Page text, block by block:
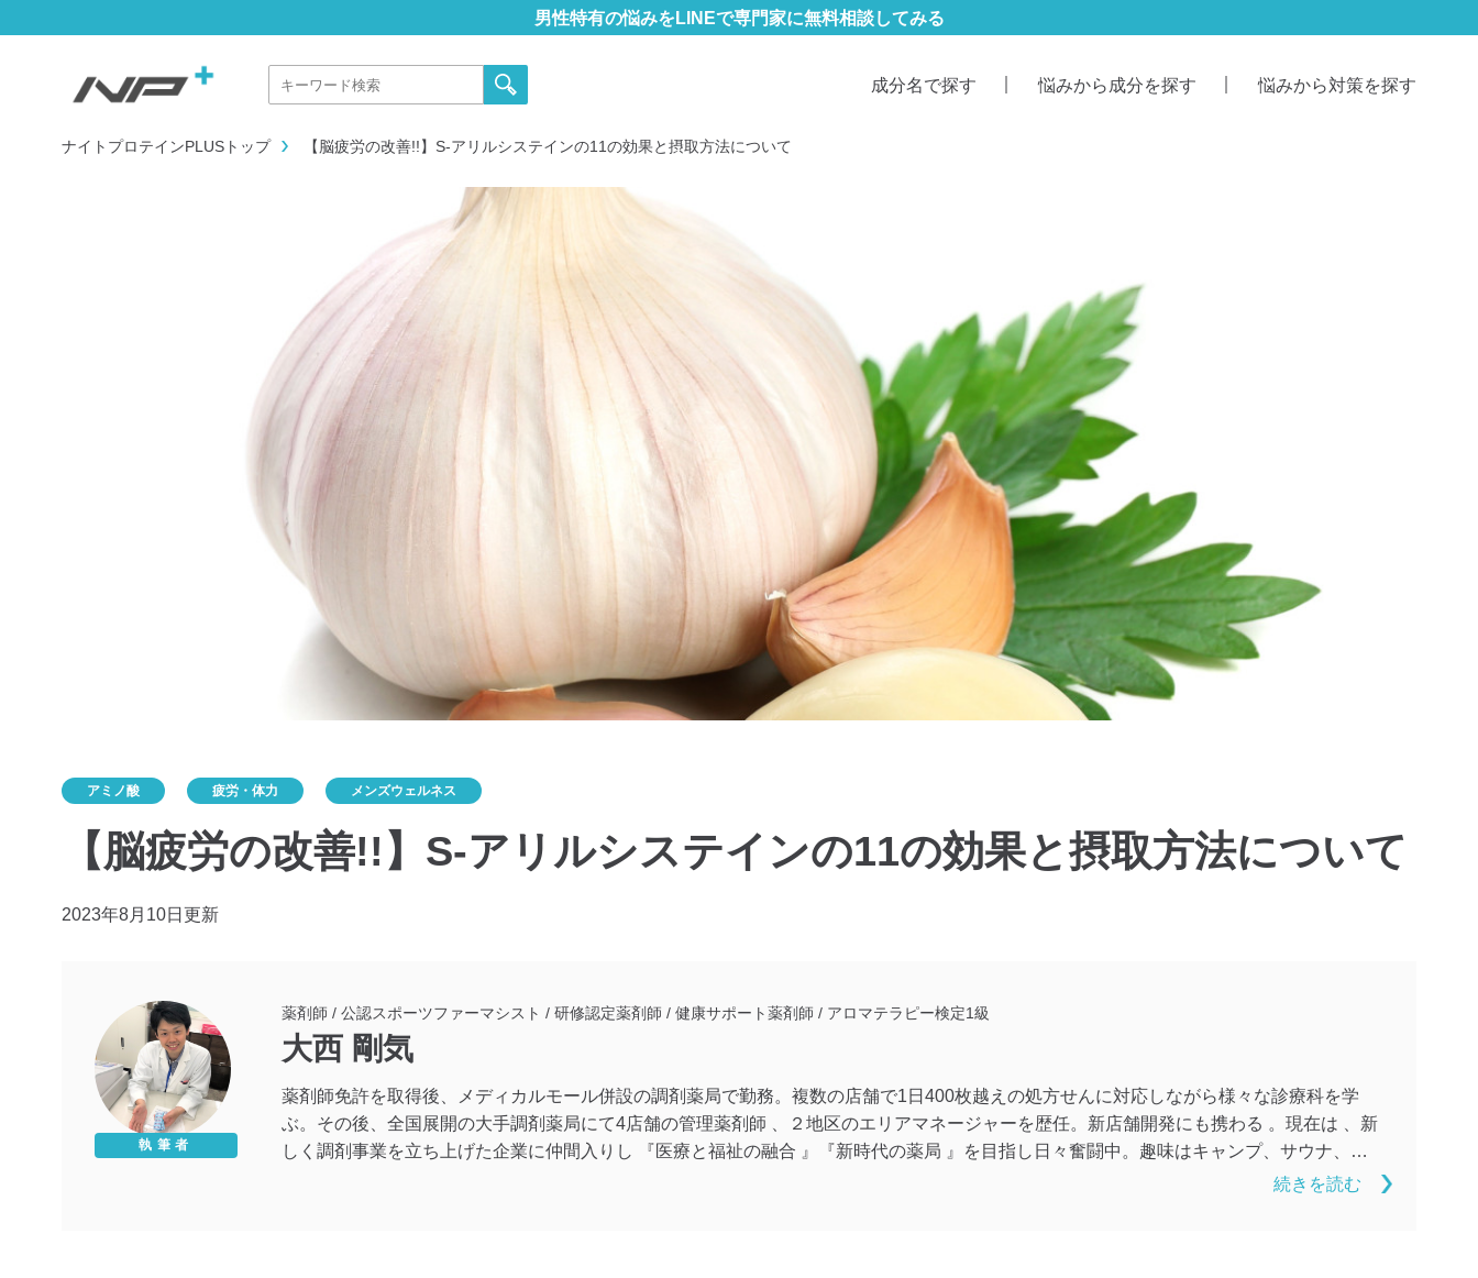
男性特有の悩みをLINEで専門家に無料相談してみる
成分名で探す 悩みから成分を探す 悩みから対策を探す
ナイトプロテインPLUSトップ 【脳疲労の改善!!】S-アリルシステインの11の効果と摂取方法について
アミノ酸 疲労・体力 メンズウェルネス
【脳疲労の改善!!】S-アリルシステインの11の効果と摂取方法について
2023年8月10日更新
執筆者
薬剤師 / 公認スポーツファーマシスト / 研修認定薬剤師 / 健康サポート薬剤師 / アロマテラピー検定1級
大西 剛気
薬剤師免許を取得後、メディカルモール併設の調剤薬局で勤務。複数の店舗で1日400枚越えの処方せんに対応しながら様々な診療科を学
ぶ。その後、全国展開の大手調剤薬局にて4店舗の管理薬剤師 、２地区のエリアマネージャーを歴任。新店舗開発にも携わる 。現在は 、新
しく調剤事業を立ち上げた企業に仲間入りし 『医療と福祉の融合 』『新時代の薬局 』を目指し日々奮闘中。趣味はキャンプ、サウナ、食
続きを読む